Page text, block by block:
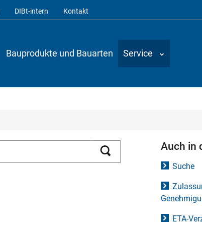
DIBt-intern Kontakt
Bauprodukte und Bauarten Service
Auch in
Suche
ETA-